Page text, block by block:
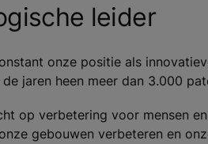
leider
onze positie als
jaren heen meer dan 3.000
op verbetering voor mensen
gebouwen verbeteren en